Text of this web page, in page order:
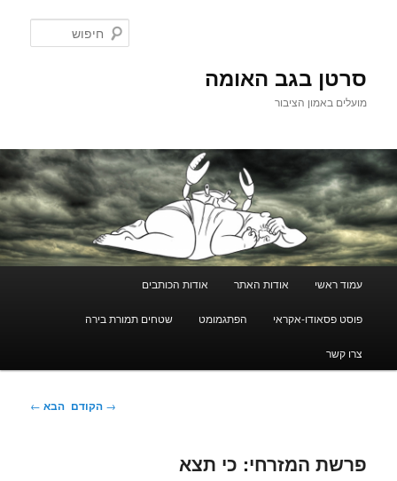
סרטן בגב האומה
מועלים באמון הציבור
עמוד ראשי אודות האתר אודות הכותבים
פוסט פסאודו-אקראי הפתגמומט שטחים תמורת בירה
צרו קשר
ניווט
→ הקודם הבא ←
פרשת המזרחי: כי תצא